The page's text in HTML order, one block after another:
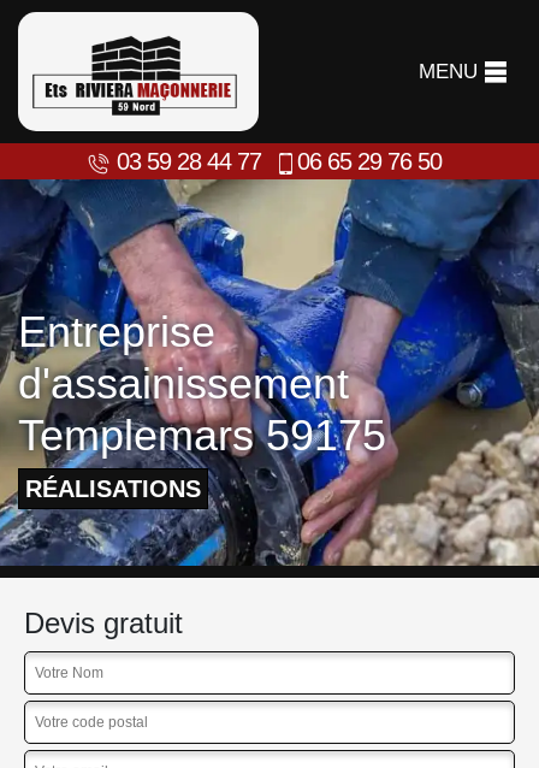
MENU
03 59 28 44 77 06 65 29 76 50
Entreprise
d'assainissement
Templemars 59175
RÉALISATIONS
Devis gratuit